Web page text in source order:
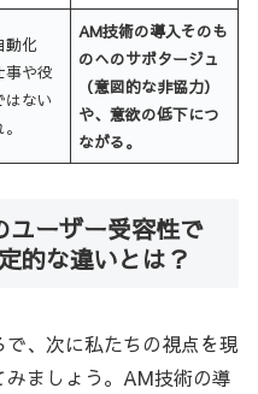
動化
事や役
はない
AM技術の導入そのも
のへのサボタージュ
（意図的な非協力）
や、意欲の低下につ
ながる。
ユーザー受容性で
的な違いとは？
、次に私たちの視点を現
ましょう。AM技術の導